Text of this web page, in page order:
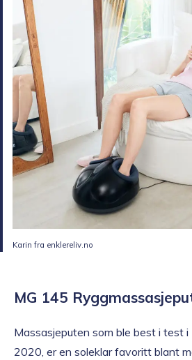
Karin fra enklereliv.no
MG 145
Massasjeputen som ble best i test
2020, er en soleklar favoritt blant